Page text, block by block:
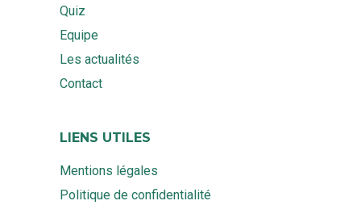
Quiz
Equipe
Les actualités
Contact
LIENS UTILES
Mentions légales
Politique de confidentialité